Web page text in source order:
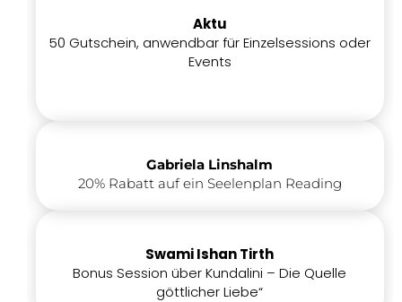
Aktu
50 Gutschein, anwendbar für Einzelsessions oder
Events
Gabriela Linshalm
20% Rabatt auf ein Seelenplan Reading
Swami Ishan Tirth
Bonus Session über Kundalini – Die Quelle
göttlicher Liebe“